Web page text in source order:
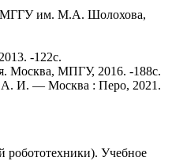
МГГУ им. М.А. Шолохова,
-122с.
Москва, МПГУ, 2016. -188с.
А. И. — Москва : Перо, 2021.
робототехники). Учебное